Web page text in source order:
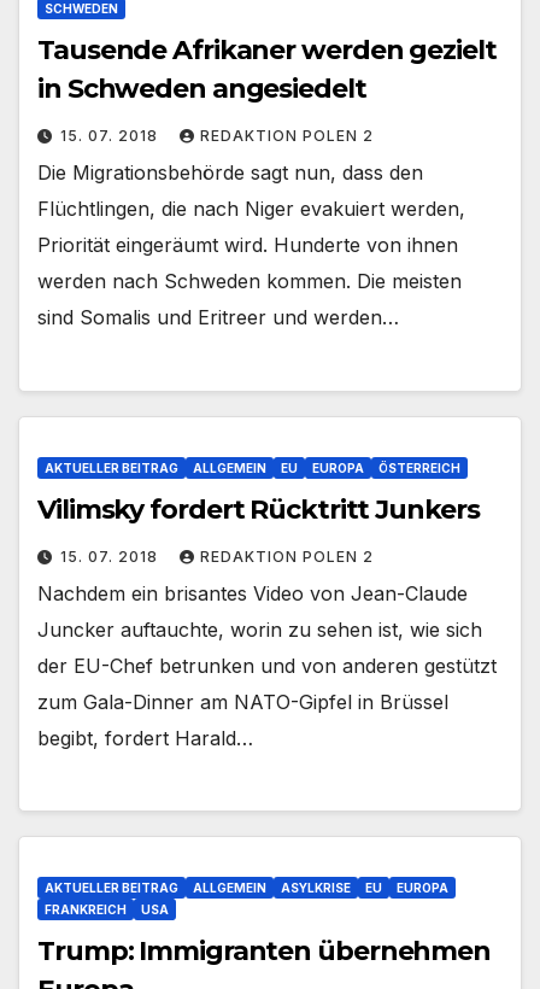
SCHWEDEN
Tausende Afrikaner werden gezielt
in Schweden angesiedelt
15. 07. 2018 REDAKTION POLEN 2
Die Migrationsbehörde sagt nun, dass den
Flüchtlingen, die nach Niger evakuiert werden,
Priorität eingeräumt wird. Hunderte von ihnen
werden nach Schweden kommen. Die meisten
sind Somalis und Eritreer und werden…
AKTUELLER BEITRAG ALLGEMEIN EU EUROPA ÖSTERREICH
Vilimsky fordert Rücktritt Junkers
15. 07. 2018 REDAKTION POLEN 2
Nachdem ein brisantes Video von Jean-Claude
Juncker auftauchte, worin zu sehen ist, wie sich
der EU-Chef betrunken und von anderen gestützt
zum Gala-Dinner am NATO-Gipfel in Brüssel
begibt, fordert Harald…
AKTUELLER BEITRAG ALLGEMEIN ASYLKRISE EU
EUROPA
FRANKREICH
USA
Trump: Immigranten übernehmen